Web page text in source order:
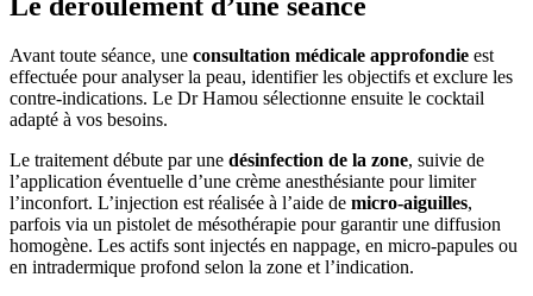
Avant toute séance, une consultation médicale approfondie est
effectuée pour analyser la peau, identifier les objectifs et exclure les
contre-indications. Le Dr Hamou sélectionne ensuite le cocktail
adapté à vos besoins.
Le traitement débute par une désinfection de la zone, suivie de
l’application éventuelle d’une crème anesthésiante pour limiter
l’inconfort. L’injection est réalisée à l’aide de micro-aiguilles,
parfois via un pistolet de mésothérapie pour garantir une diffusion
homogène. Les actifs sont injectés en nappage, en micro-papules ou
en intradermique profond selon la zone et l’indication.